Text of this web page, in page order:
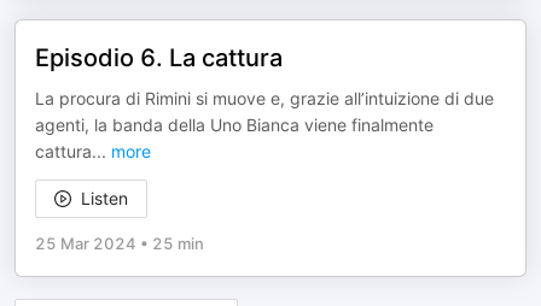
Episodio 6. La cattura
La procura di Rimini si muove e, grazie all’intuizione di due
agenti, la banda della Uno Bianca viene finalmente
cattura... more
Listen
25 Mar 2024 • 25 min